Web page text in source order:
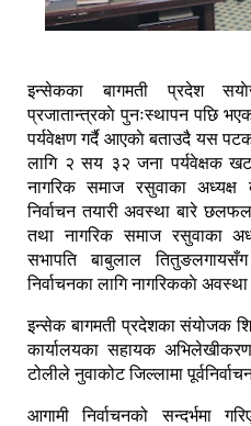
इन्सेकका बागमती प्रदेश
प्रजातान्त्रकाे पुनःस्थापन पछि
पर्यवेक्षण गर्दै आएकाे बताउदै यस
लागि २ सय ३२ जना पर्यवेक्षक
नागरिक समाज रसुवाका
निर्वाचन तयारी अवस्था बारे
तथा नागरिक समाज रसुवाका
सभापति बाबुलाल
निर्वाचनका लागि नागरिककाे
इन्सेक बागमती प्रदेशका संयोजक
कार्यालयका सहायक
टोलीले नुवाकोट जिल्लामा
आगामी निर्वाचनको सन्दर्भमा